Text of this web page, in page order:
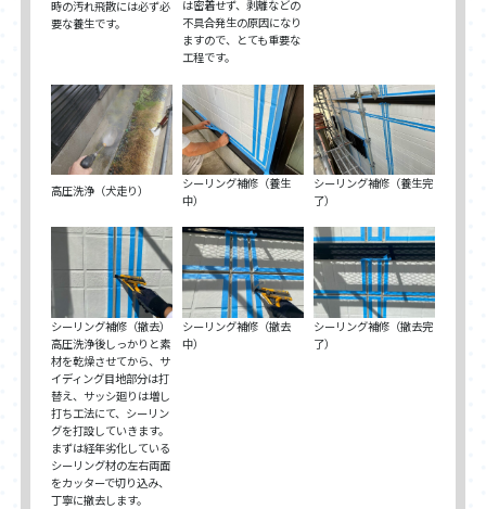
時の汚れ飛散には必ず必
要な養生です。
は密着せず、剥離などの
不具合発生の原因になり
ますので、とても重要な
工程です。
高圧洗浄（犬走り）
シーリング補修（養生
中）
シーリング補修（養生完
了）
シーリング補修（撤去）
高圧洗浄後しっかりと素
材を乾燥させてから、サ
イディング目地部分は打
替え、サッシ廻りは増し
打ち工法にて、シーリン
グを打設していきます。
まずは経年劣化している
シーリング材の左右両面
をカッターで切り込み、
丁寧に撤去します。
シーリング補修（撤去
中）
シーリング補修（撤去完
了）